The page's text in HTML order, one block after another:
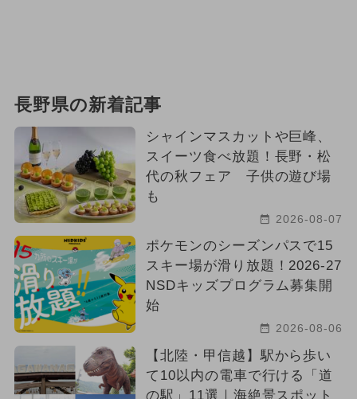
長野県の新着記事
シャインマスカットや巨峰、
スイーツ食べ放題！長野・松
代の秋フェア 子供の遊び場
も
2026-08-07
ポケモンのシーズンパスで15
スキー場が滑り放題！2026-27
NSDキッズプログラム募集開
始
2026-08-06
【北陸・甲信越】駅から歩い
て10以内の電車で行ける「道
の駅」11選｜海絶景スポット